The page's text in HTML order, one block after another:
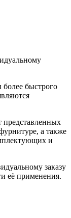
быстрого
представленных
а также
и
заказу
её применения.